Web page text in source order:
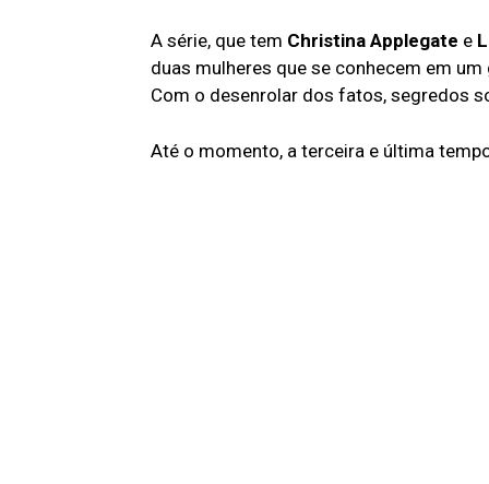
A série, que tem Christina Applegate e
duas mulheres que se conhecem em
Com o desenrolar dos fatos, segredos
Até o momento, a terceira e última